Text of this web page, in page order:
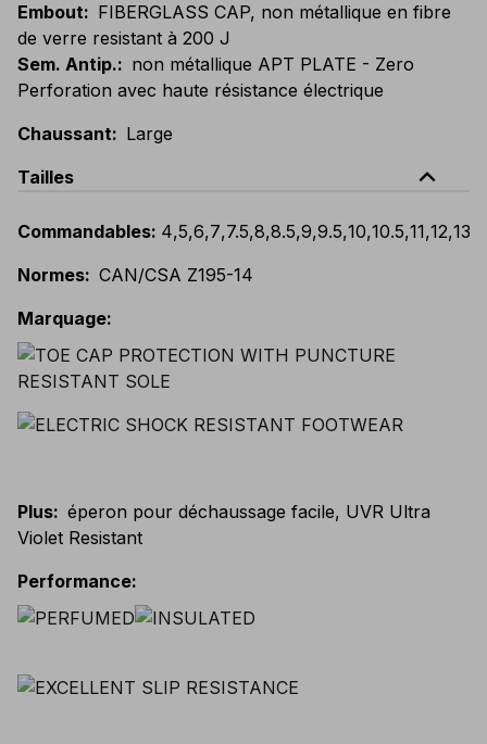
Embout: FIBERGLASS CAP, non métallique en fibre
de verre resistant à 200 J
Sem. Antip.: non métallique APT PLATE - Zero
Perforation avec haute résistance électrique
Chaussant: Large
Tailles
expand_less
Commandables: 4,5,6,7,7.5,8,8.5,9,9.5,10,10.5,11,12,13
Normes: CAN/CSA Z195-14
Marquage:
Plus: éperon pour déchaussage facile, UVR Ultra
Violet Resistant
Performance: